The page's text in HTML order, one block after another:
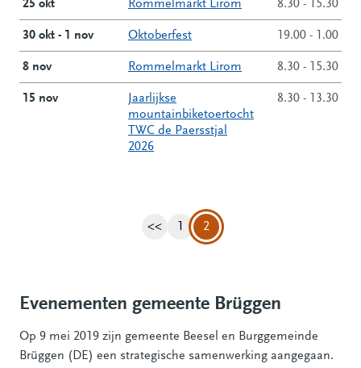
25 okt Rommelmarkt Lirom 8.30 - 15.30
30 okt - 1 nov Oktoberfest 19.00 - 1.00
8 nov Rommelmarkt Lirom 8.30 - 15.30
15 nov
Jaarlijkse
mountainbiketoertocht
TWC de Paersstjal
2026
8.30 - 13.30
Vorige pagina
<< Pagina
1 2
Evenementen gemeente Brüggen
Op 9 mei 2019 zijn gemeente Beesel en Burggemeinde
Brüggen (DE) een strategische samenwerking aangegaan.